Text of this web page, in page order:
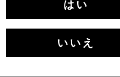
はい
いいえ